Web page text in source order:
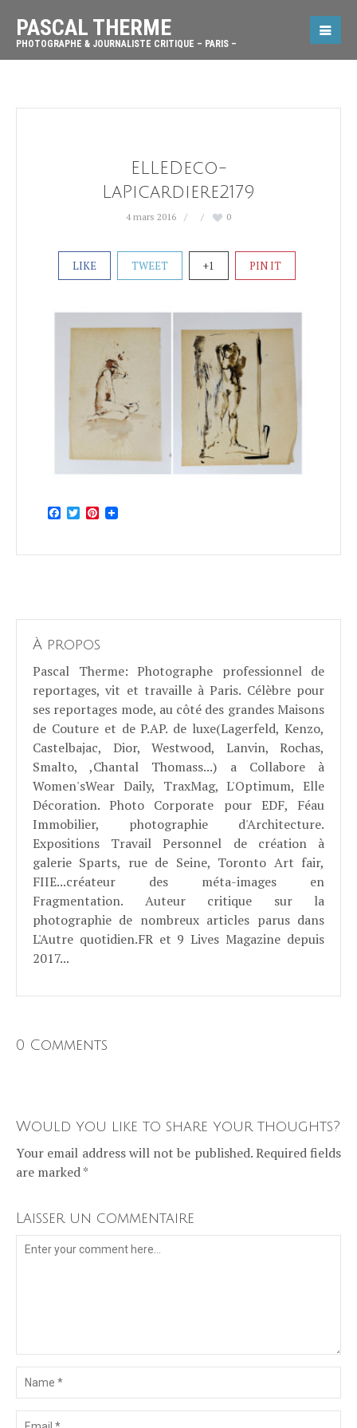
PASCAL THERME
PHOTOGRAPHE & JOURNALISTE CRITIQUE – PARIS –
ELLEDeco-
LaPicardiere2179
4 mars 2016 0
LIKE TWEET +1 PIN IT
Facebook
TwitterPinterest
À propos
Pascal Therme: Photographe professionnel de
reportages, vit et travaille à Paris. Célèbre pour
ses reportages mode, au côté des grandes Maisons
de Couture et de P.AP. de luxe(Lagerfeld, Kenzo,
Castelbajac, Dior, Westwood, Lanvin, Rochas,
Smalto, ,Chantal Thomass...) a Collabore à
Women'sWear Daily, TraxMag, L'Optimum, Elle
Décoration. Photo Corporate pour EDF, Féau
Immobilier, photographie d'Architecture.
Expositions Travail Personnel de création à
galerie Sparts, rue de Seine, Toronto Art fair,
FIIE...créateur des méta-images en
Fragmentation. Auteur critique sur la
photographie de nombreux articles parus dans
L'Autre quotidien.FR et 9 Lives Magazine depuis
2017...
0 Comments
Would you like to share your thoughts?
Your email address will not be published. Required fields
are marked *
Laisser un commentaire